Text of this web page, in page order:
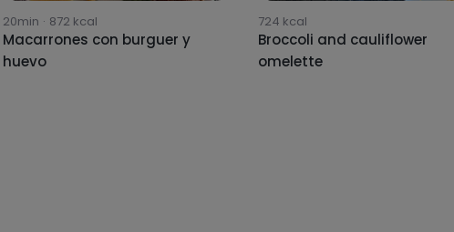
20min · 872 kcal
Macarrones con burguer y
huevo
724 kcal
Broccoli and cauliflower
omelette